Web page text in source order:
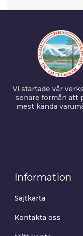
Vi startade vår
senare förmån att
mest kända
Information
Sajtkarta
Kontakta oss